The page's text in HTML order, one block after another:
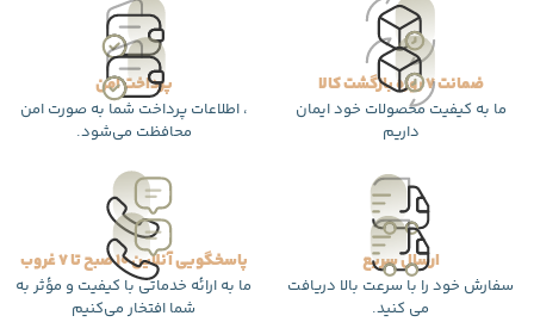
ضمانت 7 روزه بازگشت کالا
ما به کیفیت محصولات خود ایمان
داریم
پرداخت امن
، اطلاعات پرداخت شما به صورت امن
محافظت می‌شود.
ارسال سریع
سفارش خود را با سرعت بالا دریافت
می کنید.
پاسخگویی آنلاین 10 صبح تا 7 غروب
ما به ارائه خدماتی با کیفیت و مؤثر به
شما افتخار می‌کنیم